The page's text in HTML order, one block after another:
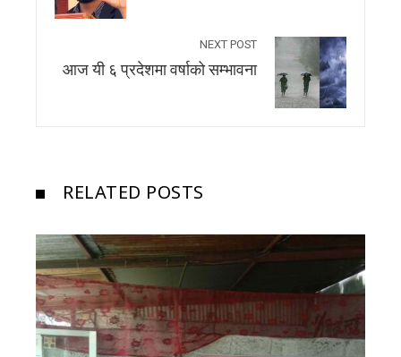
NEXT POST
आज यी ६ प्रदेशमा वर्षाको सम्भावना
RELATED POSTS